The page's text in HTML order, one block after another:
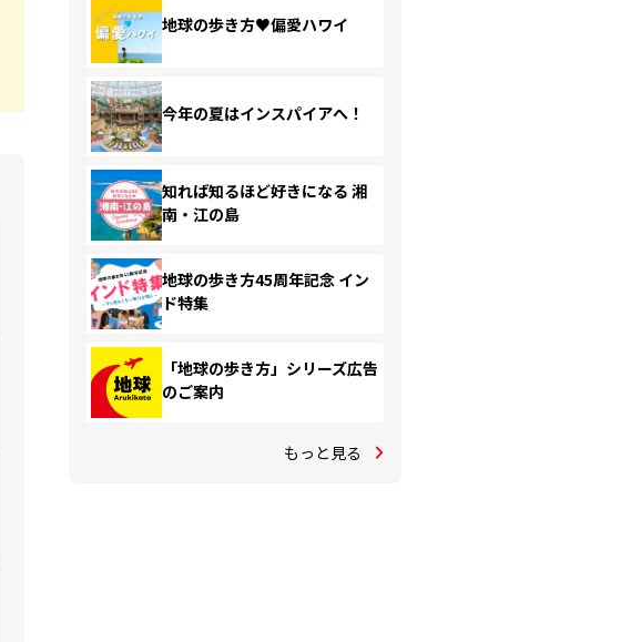
地球の歩き方♥偏愛ハワイ
今年の夏はインスパイアへ！
知れば知るほど好きになる 湘
南・江の島
地球の歩き方45周年記念 イン
ド特集
「地球の歩き方」シリーズ広告
のご案内
もっと見る